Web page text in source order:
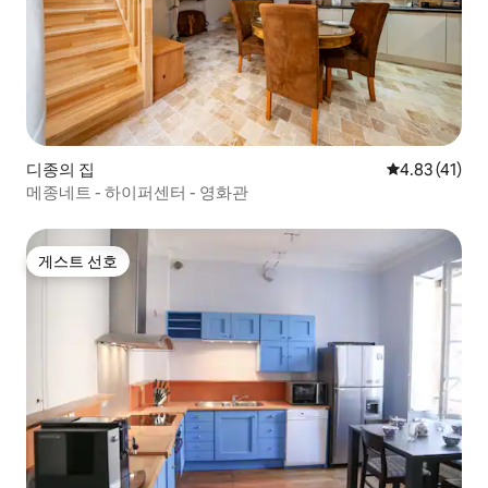
디종의 집 평점 4.83점
4.83 (41)
메종네트 - 하이퍼센터 - 영화관
게스트 선호
게스트 선호